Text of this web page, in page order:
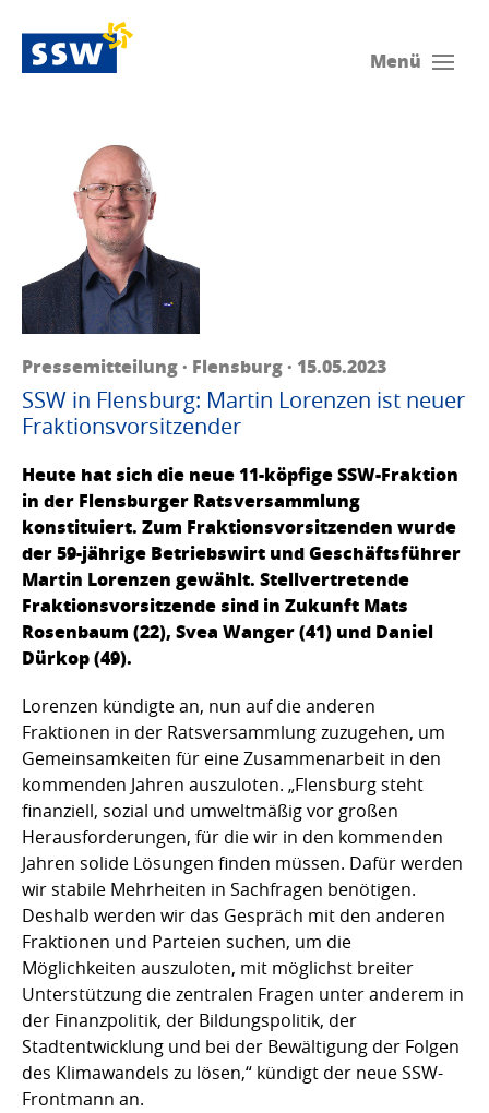
Menü
Pressemitteilung · Flensburg · 15.05.2023
SSW in Flensburg: Martin Lorenzen ist neuer
Fraktionsvorsitzender
Heute hat sich die neue 11-köpfige SSW-Fraktion
in der Flensburger Ratsversammlung
konstituiert. Zum Fraktionsvorsitzenden wurde
der 59-jährige Betriebswirt und Geschäftsführer
Martin Lorenzen gewählt. Stellvertretende
Fraktionsvorsitzende sind in Zukunft Mats
Rosenbaum (22), Svea Wanger (41) und Daniel
Dürkop (49).
Lorenzen kündigte an, nun auf die anderen
Fraktionen in der Ratsversammlung zuzugehen, um
Gemeinsamkeiten für eine Zusammenarbeit in den
kommenden Jahren auszuloten. „Flensburg steht
finanziell, sozial und umweltmäßig vor großen
Herausforderungen, für die wir in den kommenden
Jahren solide Lösungen finden müssen. Dafür werden
wir stabile Mehrheiten in Sachfragen benötigen.
Deshalb werden wir das Gespräch mit den anderen
Fraktionen und Parteien suchen, um die
Möglichkeiten auszuloten, mit möglichst breiter
Unterstützung die zentralen Fragen unter anderem in
der Finanzpolitik, der Bildungspolitik, der
Stadtentwicklung und bei der Bewältigung der Folgen
des Klimawandels zu lösen,“ kündigt der neue SSW-
Frontmann an.